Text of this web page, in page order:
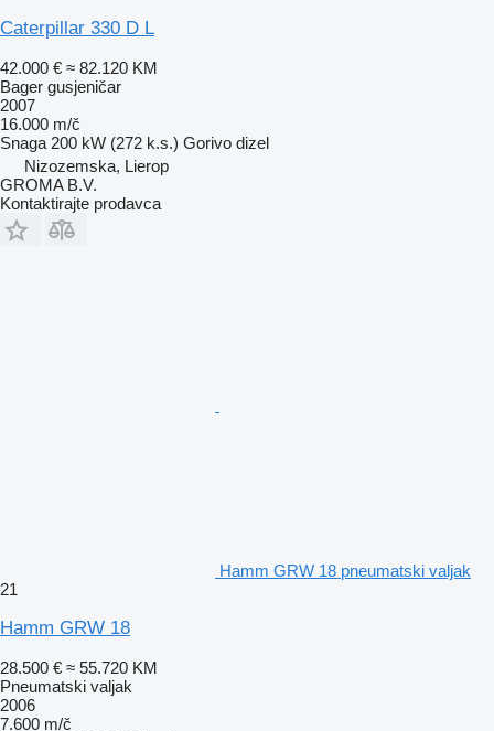
Caterpillar 330 D L
42.000 € ≈ 82.120 KM
Bager gusjeničar
2007
16.000 m/č
Snaga 200 kW (272 k.s.) Gorivo dizel
Nizozemska, Lierop
GROMA B.V.
Kontaktirajte prodavca
Hamm GRW 18 pneumatski valjak
21
Hamm GRW 18
28.500 € ≈ 55.720 KM
Pneumatski valjak
2006
7.600 m/č